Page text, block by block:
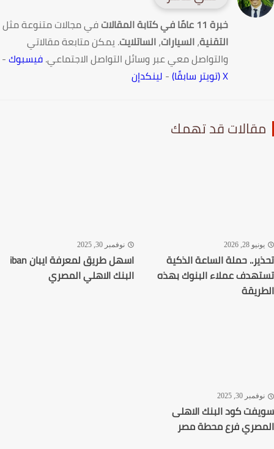
في مجالات متنوعة مثل
السيارات،الساتلايت. يمكن متابعة مقالاتي
معي عبر وسائل التواصل الاجتماعي.فيسبوك-
-لينكدإن
تهمك
الذكية
البنوك بهذه
اسهل طريق لمعرفة ايبان iban
البنك الاهلي المصري
الاهلى
مصر